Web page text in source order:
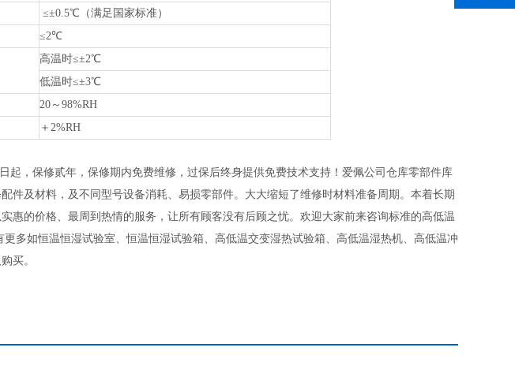
≤±0.5℃（满足国家标准）
≤2℃
高温时≤±2℃
低温时≤±3℃
20～98%RH
＋ 2%RH
起，保修贰年，保修期内免费维修，过保后终身提供免费技术支持！爱佩公司仓库零部件库
件及材料，及不同型号设备消耗、易损零部件。大大缩短了维修时材料准备周期。本着长期
惠的价格、最周到热情的服务，让所有顾客没有后顾之忧。欢迎大家前来咨询标准的高低温
多如恒温恒湿试验室、恒温恒湿试验箱、高低温交变湿热试验箱、高低温湿热机、高低温冲
买。